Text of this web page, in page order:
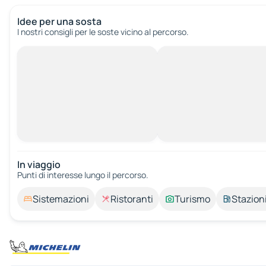
Idee per una sosta
I nostri consigli per le soste vicino al percorso.
In viaggio
Punti di interesse lungo il percorso.
Sistemazioni Ristoranti Turismo